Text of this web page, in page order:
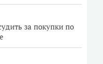
за покупки по